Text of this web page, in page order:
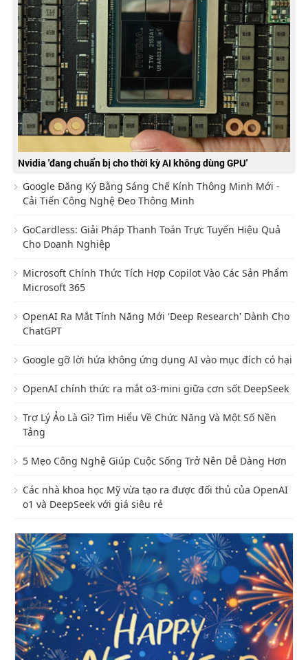
Nvidia 'đang chuẩn bị cho thời kỳ AI không dùng GPU'
Google Đăng Ký Bằng Sáng Chế Kính Thông Minh Mới -
Cải Tiến Công Nghệ Đeo Thông Minh
GoCardless: Giải Pháp Thanh Toán Trực Tuyến Hiệu Quả
Cho Doanh Nghiệp
Microsoft Chính Thức Tích Hợp Copilot Vào Các Sản Phẩm
Microsoft 365
OpenAI Ra Mắt Tính Năng Mới 'Deep Research' Dành Cho
ChatGPT
Google gỡ lời hứa không ứng dụng AI vào mục đích có hại
OpenAI chính thức ra mắt o3-mini giữa cơn sốt DeepSeek
Trợ Lý Ảo Là Gì? Tìm Hiểu Về Chức Năng Và Một Số Nền
Tảng
5 Mẹo Công Nghệ Giúp Cuộc Sống Trở Nên Dễ Dàng Hơn
Các nhà khoa học Mỹ vừa tạo ra được đối thủ của OpenAI
o1 và DeepSeek với giá siêu rẻ